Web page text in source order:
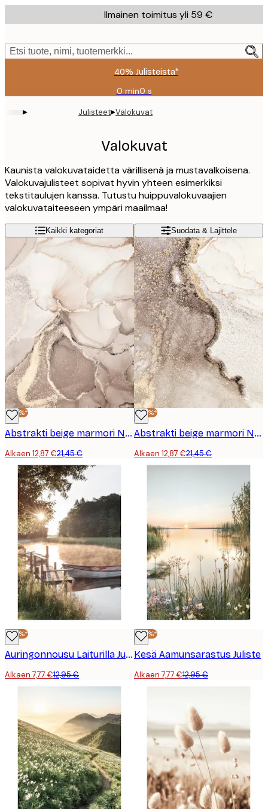
to
content.
Ilmainen toimitus yli 59 €
Etsi tuote, nimi, tuotemerkki...
40% Julisteista*
0 min0 s
Voimassa
2026-
▸ Julisteet▸Valokuvat
Valokuvat
Kaunista valokuvataidetta värillisenä ja mustavalkoisena.
Valokuvajulisteet sopivat hyvin yhteen esimerkiksi
tekstitaulujen kanssa. Tutustu huippuvalokuvaajien
valokuvataiteeseen ympäri maailmaa!
Kaikki kategoriat Suodata & Lajittele
-40%*
Abstrakti beige marmori No2-juliste
Alkaen 12,87 €21,45 €
-40%*
Abstrakti beige marmori No1-juliste
Alkaen 12,87 €21,45 €
-40%*
Auringonnousu Laiturilla Juliste
Alkaen 7,77 €12,95 €
-40%*
Kesä Aamunsarastus Juliste
Alkaen 7,77 €12,95 €